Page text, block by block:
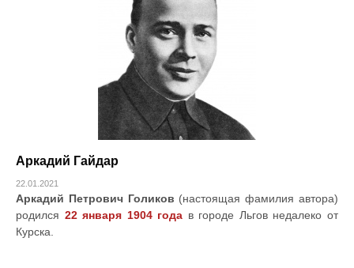
Аркадий Гайдар
22.01.2021
Аркадий Петрович Голиков (настоящая фамилия автора)
родился 22 января 1904 года в городе Льгов недалеко от
Курска.